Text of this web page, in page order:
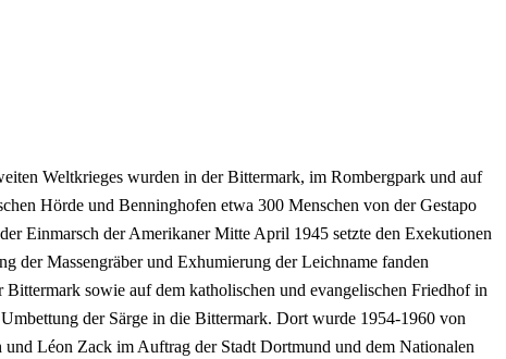
Weltkrieges wurden in der Bittermark, im Rombergpark und auf
Hörde und Benninghofen etwa 300 Menschen von der Gestapo
Einmarsch der Amerikaner Mitte April 1945 setzte den Exekutionen
der Massengräber und Exhumierung der Leichname fanden
Bittermark sowie auf dem katholischen und evangelischen Friedhof in
der Särge in die Bittermark. Dort wurde 1954-1960 von
Léon Zack im Auftrag der Stadt Dortmund und dem Nationalen